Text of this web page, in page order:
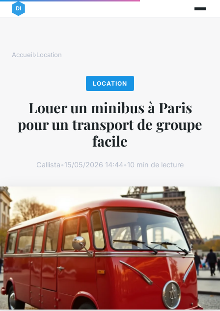
Accueil›Location
LOCATION
Louer un minibus à Paris
pour un transport de groupe
facile
Callista•15/05/2026 14:44•10 min de lecture